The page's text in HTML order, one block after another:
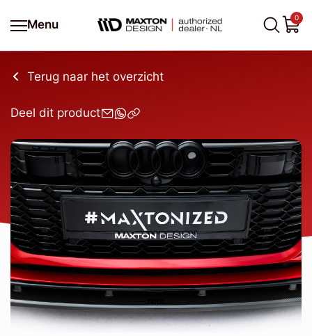
Menu
0
Terug naar het overzicht
Deel dit product